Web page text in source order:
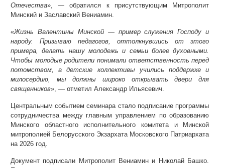
Отечества», — обратился к присутствующим Митрополит
Минский и Заславский Вениамин.
«Жизнь Валентины Минской — пример служения Господу и
народу. Призываю педагогов, оттолкнувшись от этого
примера, делать нашу молодежь и семьи более духовными.
Чтобы молодые родители понимали ответственность перед
потомством, а детские коллективы учились поддержке и
милосердию, мы должны широко открывать двери для
священников», — отметил Александр Ильясевич.
Центральным событием семинара стало подписание программы
сотрудничества между главным управлением по образованию
Минского областного исполнительного комитета и Минской
митрополией Белорусского Экзархата Московского Патриархата
на 2026 год.
Документ подписали Митрополит Вениамин и Николай Башко.